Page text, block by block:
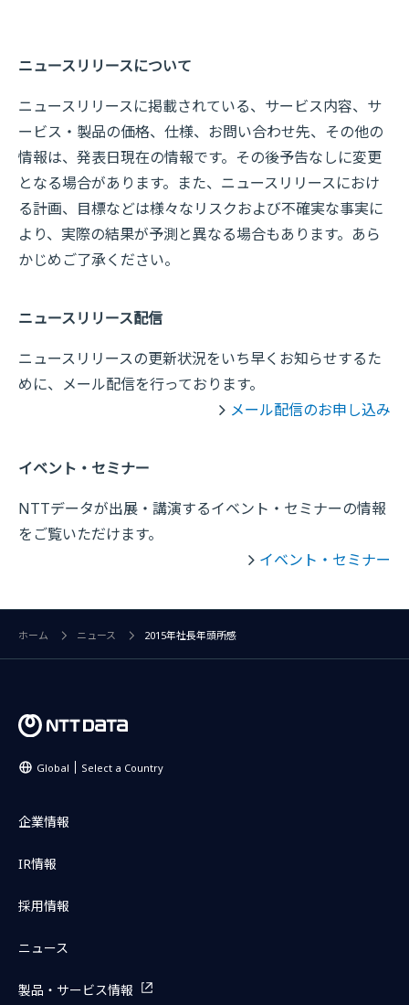
ニュースリリースについて
ニュースリリースに掲載されている、サービス内容、サ
ービス・製品の価格、仕様、お問い合わせ先、その他の
情報は、発表日現在の情報です。その後予告なしに変更
となる場合があります。また、ニュースリリースにおけ
る計画、目標などは様々なリスクおよび不確実な事実に
より、実際の結果が予測と異なる場合もあります。あら
かじめご了承ください。
ニュースリリース配信
ニュースリリースの更新状況をいち早くお知らせするた
めに、メール配信を行っております。
メール配信のお申し込み
イベント・セミナー
NTTデータが出展・講演するイベント・セミナーの情報
をご覧いただけます。
イベント・セミナー
ホーム ニュース 2015年社長年頭所感
Global Select a Country
企業情報
IR情報
採用情報
ニュース
製品・サービス情報